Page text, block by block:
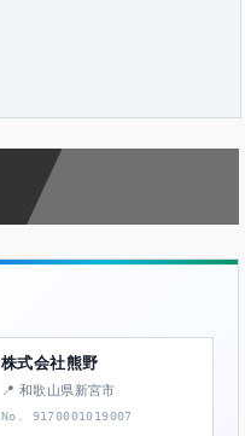
株式会社熊野
📍 和歌山県新宮市
No. 9170001019007